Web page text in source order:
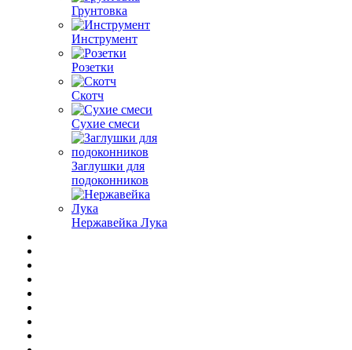
Грунтовка
Инструмент
Розетки
Скотч
Сухие смеси
Заглушки для
подоконников
Нержавейка Лука